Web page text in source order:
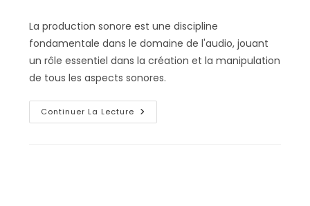
la
publication :
La production sonore est une discipline
fondamentale dans le domaine de l'audio, jouant
un rôle essentiel dans la création et la manipulation
de tous les aspects sonores.
Continuer La Lecture La
Production